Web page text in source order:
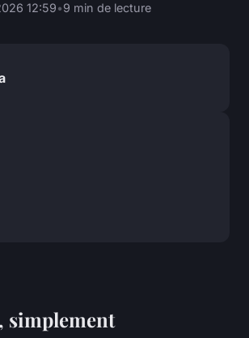
12:59•9 min de lecture
simplement